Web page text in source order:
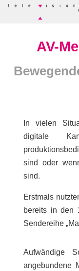
AV-
In vielen
digitale
sind oder
sind.
Erstmals
bereits in den
Sendereihe
Aufwändige
angebundene